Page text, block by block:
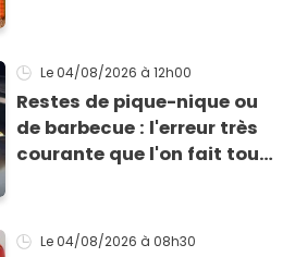
Le 04/08/2026 à 12h00
Restes de pique-nique ou
de barbecue : l'erreur très
courante que l'on fait tous
Le 04/08/2026 à 08h30